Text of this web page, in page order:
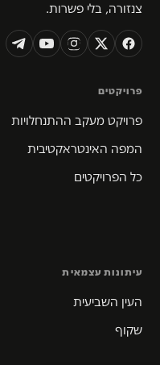
צנזורה, בלי פשרות.
פרויקטים
פרויקט מעקב ההתנחלויות
המפה האינטראקטיבית
כל הפרויקטים
עיתונות עצמאית
העין השביעית
שקוף